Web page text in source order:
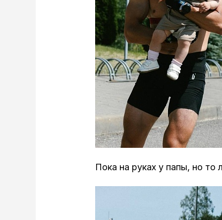
Пока на руках у папы, но то